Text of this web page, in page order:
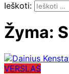
Ieškoti:
Žyma:
VERSLAS